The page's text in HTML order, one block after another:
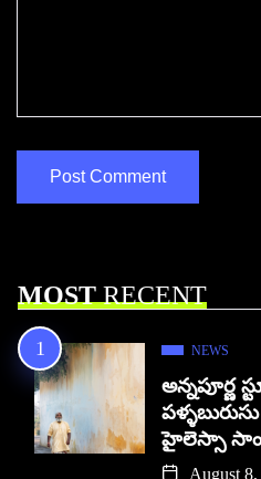
MOSTRECENT
NEWS
అన్నపూర్ణ
హైలెస్సా
August